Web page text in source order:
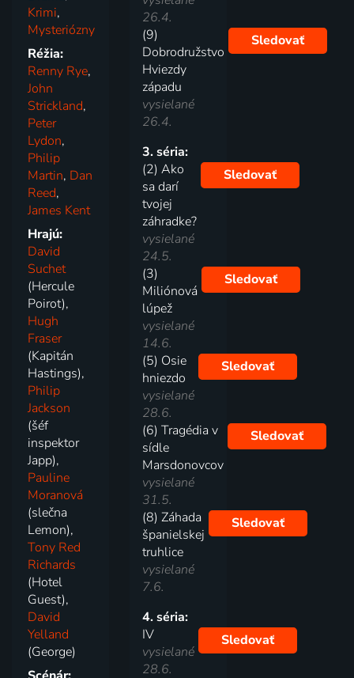
Krimi,
Mysteriózny
Réžia:
Renny Rye,
John
Strickland,
Peter
Lydon,
Philip
Martin, Dan
Reed,
James Kent
Hrajú:
David
Suchet
(Hercule
Poirot),
Hugh
Fraser
(Kapitán
Hastings),
Philip
Jackson
(šéf
inspektor
Japp),
Pauline
Moranová
(slečna
Lemon),
Tony Red
Richards
(Hotel
Guest),
David
Yelland
(George)
26.4.
(9)
Dobrodružstvo
Hviezdy
západu
vysielané
26.4.
Sledovať
3. séria:
(2) Ako
sa darí
tvojej
záhradke?
vysielané
24.5.
Sledovať
(3)
Miliónová
lúpež
vysielané
14.6.
Sledovať
(5) Osie
hniezdo
vysielané
28.6.
Sledovať
(6) Tragédia v
sídle
Marsdonovcov
vysielané
31.5.
Sledovať
(8) Záhada
španielskej
truhlice
vysielané
7.6.
Sledovať
4. séria:
IV
vysielané
28.6.
Sledovať